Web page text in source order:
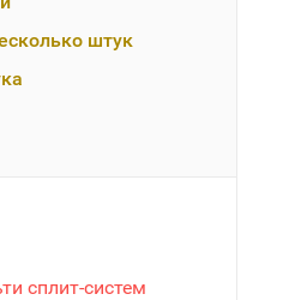
штук
сплит-систем